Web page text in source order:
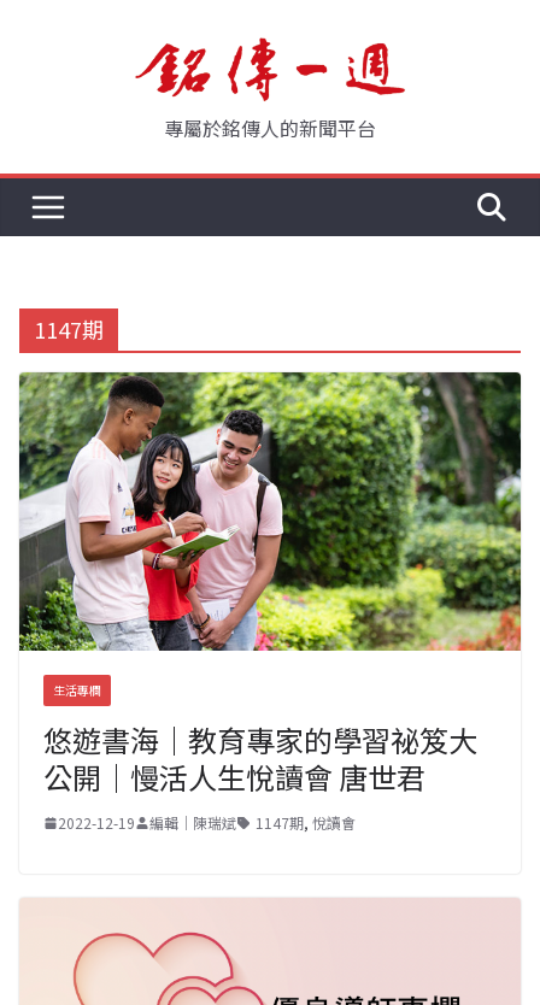
專屬於銘傳人的新聞平台
1147期
生活專欄
悠遊書海｜教育專家的學習祕笈大
公開｜慢活人生悅讀會 唐世君
2022-12-19 編輯｜陳瑞斌 1147期, 悅讀會